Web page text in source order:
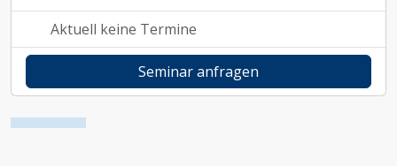
Aktuell keine Termine
Seminar anfragen